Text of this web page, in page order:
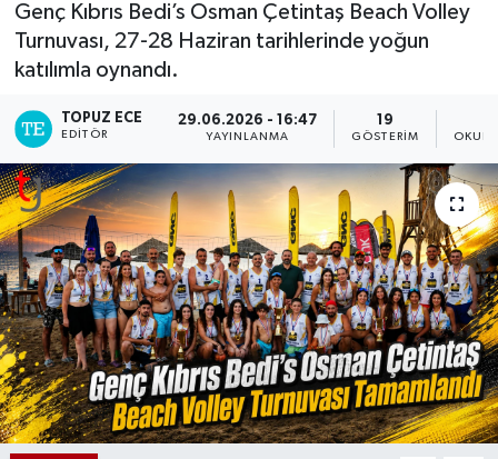
Genç Kıbrıs Bedi’s Osman Çetintaş Beach Volley
Turnuvası, 27-28 Haziran tarihlerinde yoğun
katılımla oynandı.
TOPUZ ECE
EDITÖR
29.06.2026 - 16:47
YAYINLANMA
19
GÖSTERIM